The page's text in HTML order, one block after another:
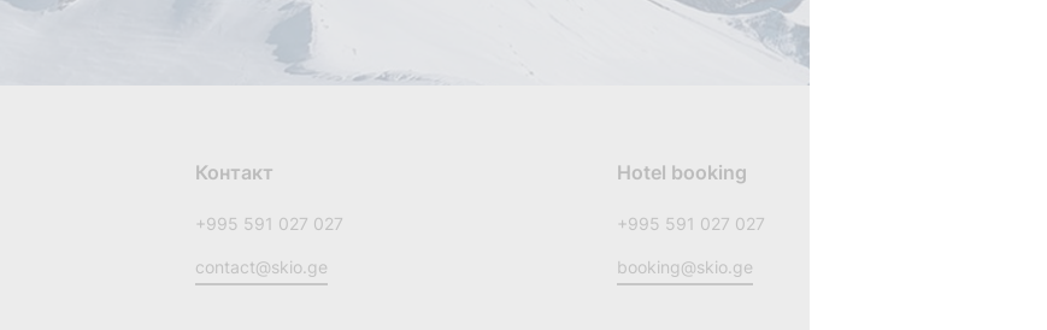
Контакт
+995 591 027 027
contact@skio.ge
Hotel booking
+995 591 027 027
booking@skio.ge